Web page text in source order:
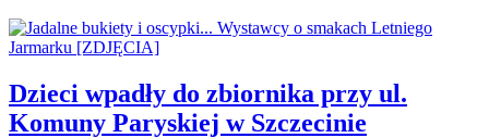
Dzieci wpadły do zbiornika przy ul.
Komuny Paryskiej w Szczecinie